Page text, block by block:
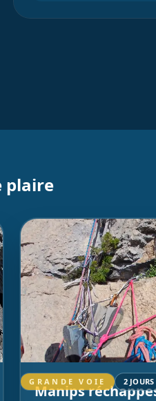
plaire
GRANDE VOIE 2 JOURS
Manips